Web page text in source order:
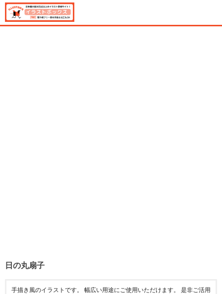
日の丸扇子
手描き風のイラストです。 幅広い用途にご使用いただけます。 是非ご活用